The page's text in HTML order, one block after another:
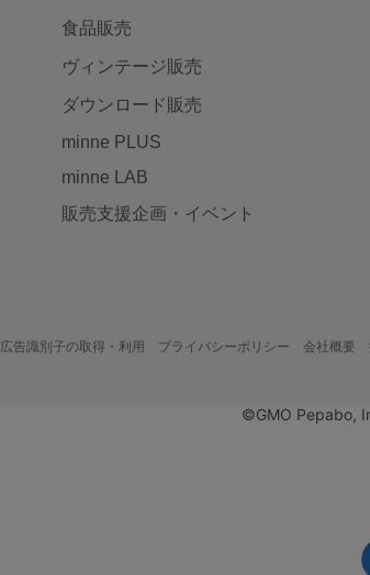
食品販売
ヴィンテージ販売
ダウンロード販売
minne PLUS
minne LAB
販売支援企画・イベント
広告識別子の取得・利用 プライバシーポリシー 会社概要
©GMO Pepabo,